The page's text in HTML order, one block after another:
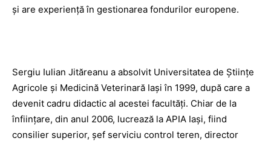
şi are experienţă în gestionarea fondurilor europene.
Sergiu Iulian Jităreanu a absolvit Universitatea de Ştiinţe
Agricole şi Medicină Veterinară Iaşi în 1999, după care a
devenit cadru didactic al acestei facultăţi. Chiar de la
înfiinţare, din anul 2006, lucrează la APIA Iaşi, fiind
consilier superior, şef serviciu control teren, director